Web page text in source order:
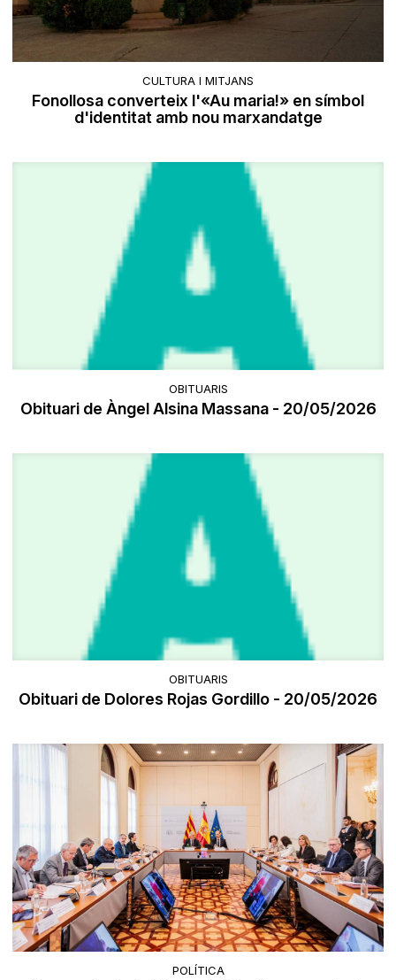
CULTURA I MITJANS
Fonollosa converteix l'«Au maria!» en símbol
d'identitat amb nou marxandatge
OBITUARIS
Obituari de Àngel Alsina Massana - 20/05/2026
OBITUARIS
Obituari de Dolores Rojas Gordillo - 20/05/2026
POLÍTICA